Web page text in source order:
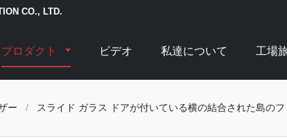
CO., LTD.
プロダクト ビデオ 私達について 工場
ー / スライド ガラス ドアが付いている横の結合された島のフ